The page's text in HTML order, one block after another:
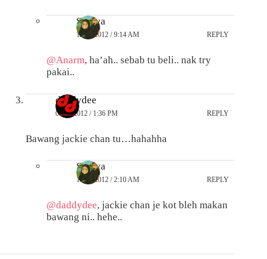
Suraya
12/08/2012 / 9:14 AM REPLY
@Anarm, ha’ah.. sebab tu beli.. nak try
pakai..
daddydee
09/08/2012 / 1:36 PM REPLY
Bawang jackie chan tu…hahahha
Suraya
11/08/2012 / 2:10 AM REPLY
@daddydee, jackie chan je kot bleh makan
bawang ni.. hehe..